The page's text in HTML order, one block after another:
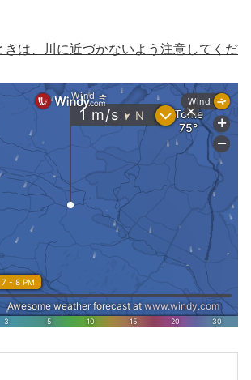
きは、川に近づかないよう注意してくだ